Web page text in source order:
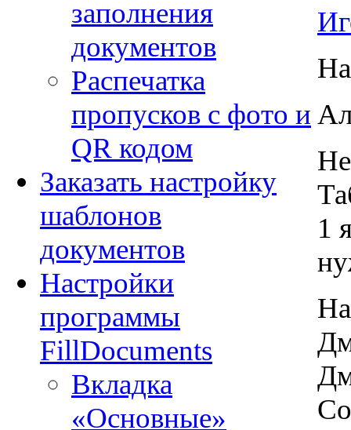
заполнения
документов
Распечатка
пропусков с фото и
QR кодом
Заказать настройку
шаблонов
документов
Настройки
программы
FillDocuments
Вкладка
«Основные»
1